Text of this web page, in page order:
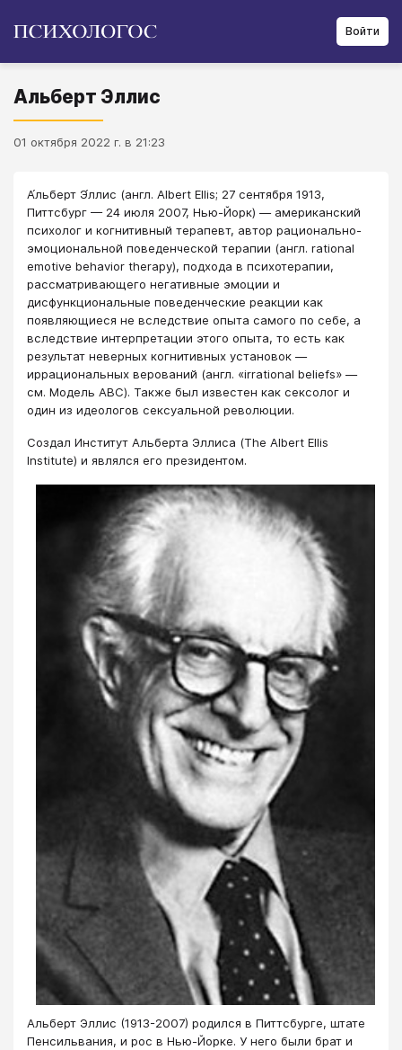
Войти
Альберт Эллис
01 октября 2022 г. в 21:23
А́льберт Э́ллис (англ. Albert Ellis; 27 сентября 1913,
Питтсбург — 24 июля 2007, Нью-Йорк) — американский
психолог и когнитивный терапевт, автор рационально-
эмоциональной поведенческой терапии (англ. rational
emotive behavior therapy), подхода в психотерапии,
рассматривающего негативные эмоции и
дисфункциональные поведенческие реакции как
появляющиеся не вследствие опыта самого по себе, а
вследствие интерпретации этого опыта, то есть как
результат неверных когнитивных установок —
иррациональных верований (англ. «irrational beliefs» —
см. Модель ABC). Также был известен как сексолог и
один из идеологов сексуальной революции.
Создал Институт Альберта Эллиса (The Albert Ellis
Institute) и являлся его президентом.
Альберт Эллис (1913-2007) родился в Питтсбурге, штате
Пенсильвания, и рос в Нью-Йорке. У него были брат и